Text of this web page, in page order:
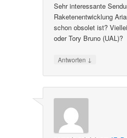
Sehr interessante
Raketenentwicklung
schon obsolet ist?
oder Tory Bruno (UAL)?
Antworten ↓